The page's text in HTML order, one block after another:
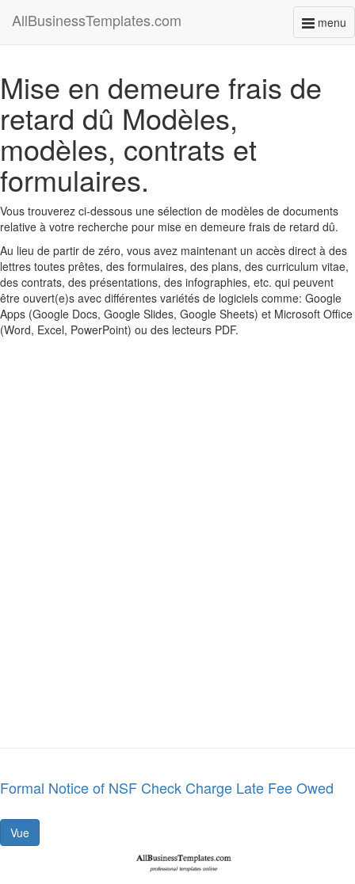
menu
AllBusinessTemplates.com
Mise en demeure frais de
retard dû Modèles,
modèles, contrats et
formulaires.
Vous trouverez ci-dessous une sélection de modèles de documents
relative à votre recherche pour mise en demeure frais de retard dû.
Au lieu de partir de zéro, vous avez maintenant un accès direct à des
lettres toutes prêtes, des formulaires, des plans, des curriculum vitae,
des contrats, des présentations, des infographies, etc. qui peuvent
être ouvert(e)s avec différentes variétés de logiciels comme: Google
Apps (Google Docs, Google Slides, Google Sheets) et Microsoft Office
(Word, Excel, PowerPoint) ou des lecteurs PDF.
Formal Notice of NSF Check Charge Late Fee Owed
Vue